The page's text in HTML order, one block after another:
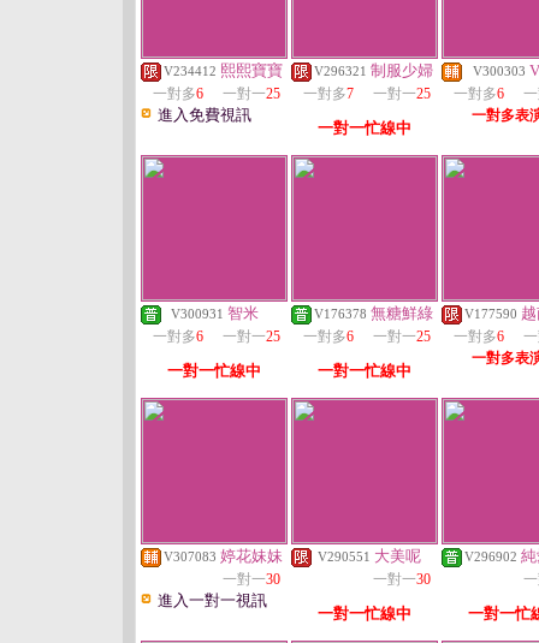
V234412 熙熙寶寶
一對多6 一對一25
進入免費視訊
V296321 制服少婦
一對多7 一對一25
一對一忙線中
V300303
一對多6
一對多表
V300931 智米
一對多6 一對一25
一對一忙線中
V176378 無糖鮮綠
一對多6 一對一25
一對一忙線中
V177590
一對多6
一對多表
V307083 婷花妹妹
一對一30
進入一對一視訊
V290551 大美呢
一對一30
一對一忙線中
V296902
一對一忙